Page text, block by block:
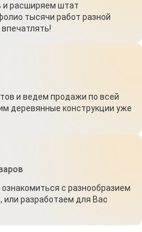
и расширяем штат
тысячи работ разной
и ведем продажи по всей
деревянные конструкции уже
с разнообразием
разработаем для Вас